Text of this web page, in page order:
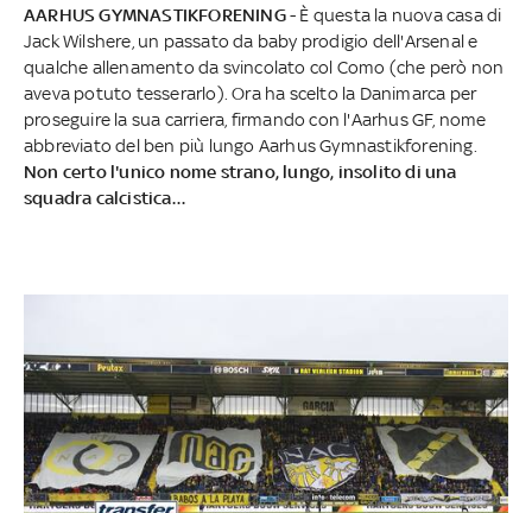
AARHUS GYMNASTIKFORENING- È questa la nuova casa di
Jack Wilshere, un passato da baby prodigio dell'Arsenal e
qualche allenamento da svincolato col Como (che però non
aveva potuto tesserarlo). Ora ha scelto la Danimarca per
proseguire la sua carriera, firmando con l'Aarhus GF, nome
abbreviato del ben più lungo Aarhus Gymnastikforening.
Non certo l'unico nome strano, lungo, insolito di una
squadra calcistica…